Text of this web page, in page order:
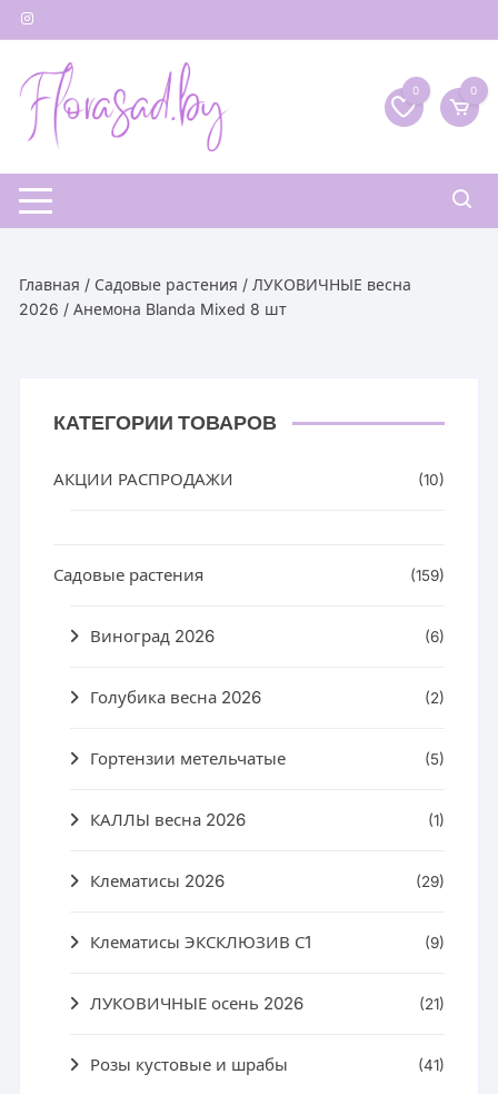
Перейти
к
содержимому
0 0
Главная / Садовые растения / ЛУКОВИЧНЫЕ весна
2026 / Анемона Blanda Mixed 8 шт
КАТЕГОРИИ ТОВАРОВ
АКЦИИ РАСПРОДАЖИ (10)
Садовые растения (159)
Виноград 2026 (6)
Голубика весна 2026 (2)
Гортензии метельчатые (5)
КАЛЛЫ весна 2026 (1)
Клематисы 2026 (29)
Клематисы ЭКСКЛЮЗИВ С1 (9)
ЛУКОВИЧНЫЕ осень 2026 (21)
Розы кустовые и шрабы (41)